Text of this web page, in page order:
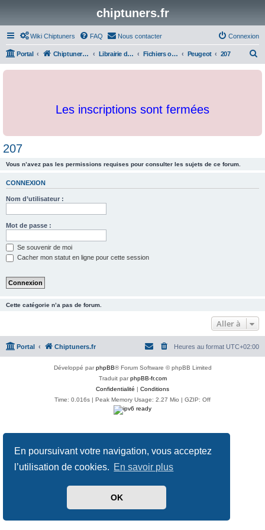
En poursuivant votre navigation, vous acceptez
l’utilisation de cookies. En savoir plus
OK
chiptuners.fr
Wiki Chiptuners FAQ Nous contacter Connexion
Portal Chiptuners.fr Librairie de documents et originaux Fichiers originaux Peugeot 207
c
Les inscriptions sont fermées
207
Vous n’avez pas les permissions requises pour consulter les sujets de ce forum.
CONNEXION
Nom d’utilisateur :
Mot de passe :
Se souvenir de moi
Cacher mon statut en ligne pour cette session
Cette catégorie n’a pas de forum.
Aller à
Portal Chiptuners.fr Heures au format UTC+02:00
Développé parphpBB® Forum Software © phpBB Limited
Traduit parphpBB-fr.com
Confidentialité | Conditions
Time: 0.016s | Peak Memory Usage: 2.27 Mio | GZIP: Off